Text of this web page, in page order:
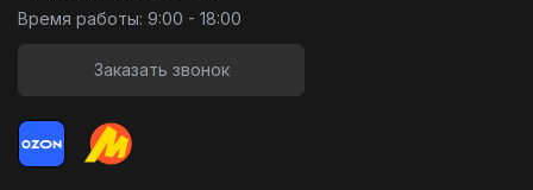
Время работы: 9:00 - 18:00
Заказать звонок